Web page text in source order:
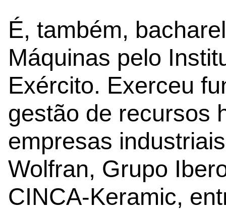
É, também,
Máquinas pelo
Exército. Exerceu
gestão de recursos
empresas
Wolfran, Grupo
CINCA-Keramic,